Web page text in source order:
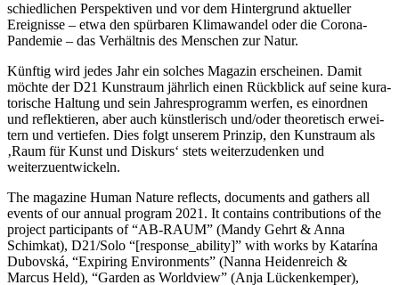
schied­li­chen Perspektiven und vor dem Hintergrund aktu­el­ler
Ereignisse – etwa den spür­ba­ren Klimawandel oder die Corona-
Pandemie – das Verhältnis des Menschen zur Natur.
Künftig wird jedes Jahr ein sol­ches Magazin erschei­nen. Damit
möch­te der D21 Kunstraum jähr­lich einen Rückblick auf sei­ne kura­
to­ri­sche Haltung und sein Jahresprogramm wer­fen, es ein­ord­nen
und reflek­tie­ren, aber auch künst­le­risch und/oder theo­re­tisch erwei­
tern und ver­tie­fen. Dies folgt unse­rem Prinzip, den Kunstraum als
‚Raum für Kunst und Diskurs‘ stets wei­ter­zu­den­ken und
weiterzuentwickeln.
The maga­zi­ne Human Nature reflects, docu­ments and gathers all
events of our annu­al pro­gram 2021. It con­ta­ins con­tri­bu­ti­ons of the
pro­ject par­ti­ci­pan­ts of “AB-RAUM” (Mandy Gehrt & Anna
Schimkat), D21/Solo “[response_ability]” with works by Katarína
Dubovská, “Expiring Environments” (Nanna Heidenreich &
Marcus Held), “Garden as Worldview” (Anja Lückenkemper),